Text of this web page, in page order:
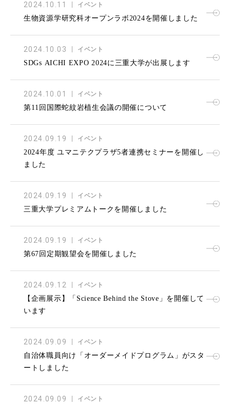
2024.10.11 イベント
生物資源学研究科オープンラボ2024を開催しました
2024.10.03 イベント
SDGs AICHI EXPO 2024に三重大学が出展します
2024.10.01 イベント
第11回国際蛇紋岩植生会議の開催について
2024.09.19 イベント
2024年度 ユマニテクプラザ5者連携セミナーを開催し
ました
2024.09.19 イベント
三重大学プレミアムトークを開催しました
2024.09.19 イベント
第67回定期観望会を開催しました
2024.09.12 イベント
【企画展示】「Science Behind the Stove」を開催して
います
2024.09.09 イベント
自治体職員向け「オーダーメイドプログラム」がスタ
ートしました
2024.09.09 イベント